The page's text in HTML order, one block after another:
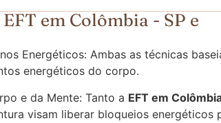
em Colômbia - SP e
Energéticos: Ambas as técnicas
energéticos do corpo.
e da Mente: Tanto a EFT em
visam liberar bloqueios energéticos